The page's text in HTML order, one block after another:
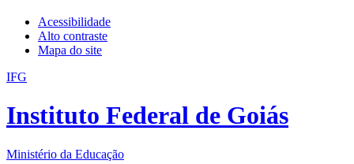
Acessibilidade
Alto contraste
Mapa do site
IFG
Instituto Federal de Goiás
Ministério da Educação